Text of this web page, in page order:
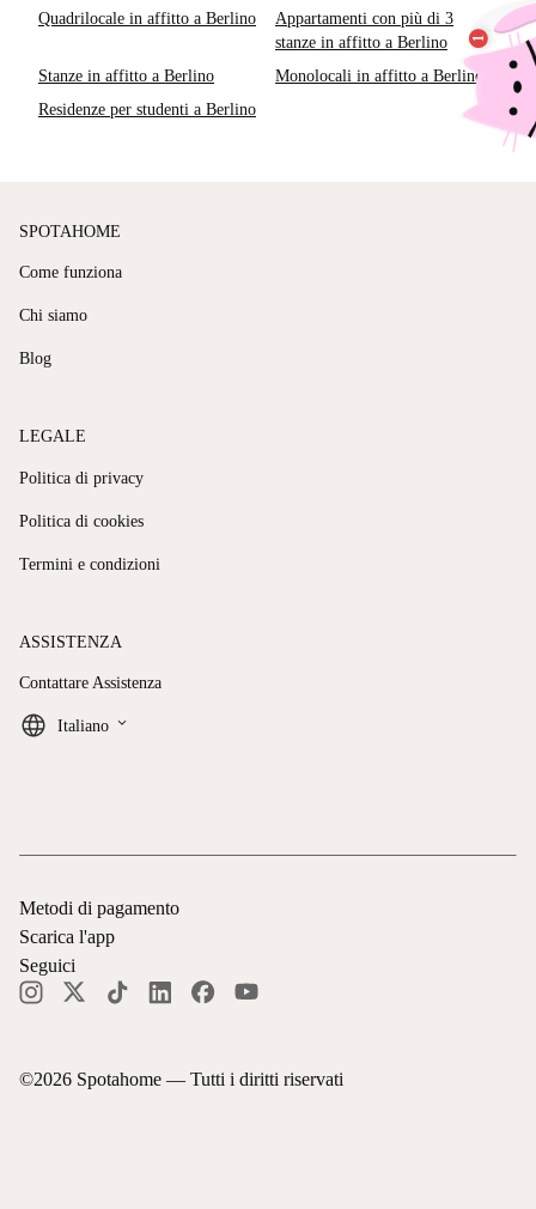
Quadrilocale in affitto a Berlino
Appartamenti con più di 3
stanze in affitto a Berlino
Stanze in affitto a Berlino
Monolocali in affitto a Berlino
Residenze per studenti a Berlino
SPOTAHOME
Come funziona
Chi siamo
Blog
LEGALE
Politica di privacy
Politica di cookies
Termini e condizioni
ASSISTENZA
Contattare Assistenza
Italiano keyboard_arrow_down
©2026 Spotahome — Tutti i diritti riservati
Metodi di pagamento
Scarica l'app
Seguici